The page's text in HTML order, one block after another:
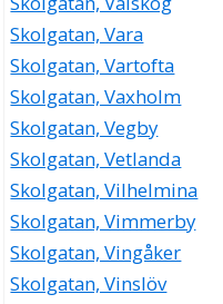
Skolgatan, Vara
Skolgatan, Vartofta
Skolgatan, Vaxholm
Skolgatan, Vegby
Skolgatan, Vetlanda
Skolgatan, Vilhelmina
Skolgatan, Vimmerby
Skolgatan, Vingåker
Skolgatan, Vinslöv